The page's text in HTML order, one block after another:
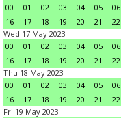
00 01 02 03 04 05 06
16
17 18 19 20 21 22
Wed 17 May 2023
00
01 02 03 04 05 06
16
17 18 19 20 21 22
Thu 18 May 2023
00
01 02 03 04 05 06
16
17 18 19 20 21 22
Fri 19 May 2023